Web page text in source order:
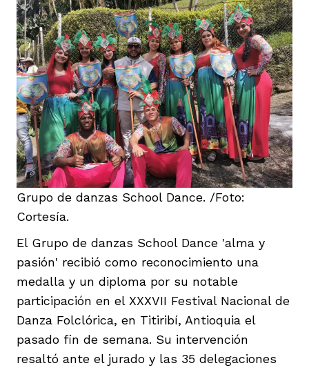
Grupo de danzas School Dance. /Foto:
Cortesía.
El Grupo de danzas School Dance 'alma y
pasión' recibió como reconocimiento una
medalla y un diploma por su notable
participación en el XXXVII Festival Nacional de
Danza Folclórica, en Titiribí, Antioquia el
pasado fin de semana. Su intervención
resaltó ante el jurado y las 35 delegaciones